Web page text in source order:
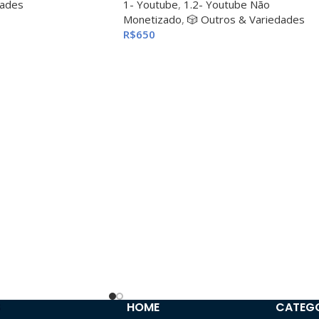
1- Youtube, 1.2- Youtube Não
Monetizado, 🎲 Outros & Variedades
R$650
HOME